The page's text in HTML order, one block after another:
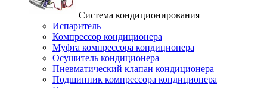
Система кондиционирования
Испаритель
Компрессор кондиционера
Муфта компрессора кондиционера
Осушитель кондиционера
Пневматический клапан кондиционера
Подшипник компрессора кондиционера